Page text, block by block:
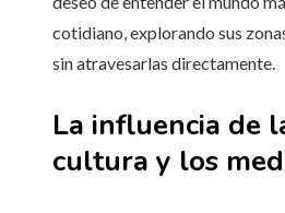
cotidiano, explorando sus
sin atravesarlas directamente.
La influencia de
cultura y los